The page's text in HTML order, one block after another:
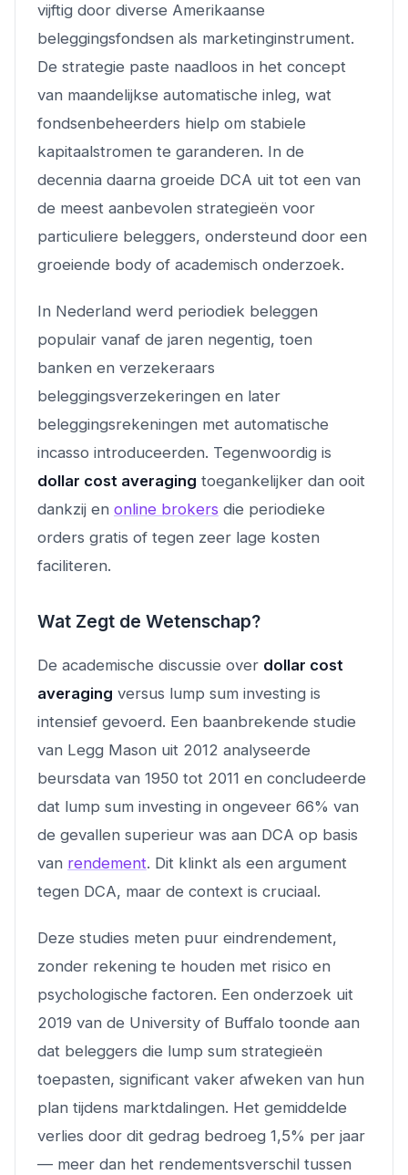
vijftig door diverse Amerikaanse
beleggingsfondsen als marketinginstrument.
De strategie paste naadloos in het concept
van maandelijkse automatische inleg, wat
fondsenbeheerders hielp om stabiele
kapitaalstromen te garanderen. In de
decennia daarna groeide DCA uit tot een van
de meest aanbevolen strategieën voor
particuliere beleggers, ondersteund door een
groeiende body of academisch onderzoek.
In Nederland werd periodiek beleggen
populair vanaf de jaren negentig, toen
banken en verzekeraars
beleggingsverzekeringen en later
beleggingsrekeningen met automatische
incasso introduceerden. Tegenwoordig is
dollar cost averaging toegankelijker dan ooit
dankzij en online brokers die periodieke
orders gratis of tegen zeer lage kosten
faciliteren.
Wat Zegt de Wetenschap?
De academische discussie over dollar cost
averaging versus lump sum investing is
intensief gevoerd. Een baanbrekende studie
van Legg Mason uit 2012 analyseerde
beursdata van 1950 tot 2011 en concludeerde
dat lump sum investing in ongeveer 66% van
de gevallen superieur was aan DCA op basis
van rendement. Dit klinkt als een argument
tegen DCA, maar de context is cruciaal.
Deze studies meten puur eindrendement,
zonder rekening te houden met risico en
psychologische factoren. Een onderzoek uit
2019 van de University of Buffalo toonde aan
dat beleggers die lump sum strategieën
toepasten, significant vaker afweken van hun
plan tijdens marktdalingen. Het gemiddelde
verlies door dit gedrag bedroeg 1,5% per jaar
— meer dan het rendementsverschil tussen